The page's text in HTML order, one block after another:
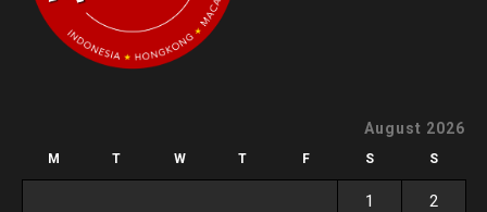
August 2026
M T W T F S S
1 2